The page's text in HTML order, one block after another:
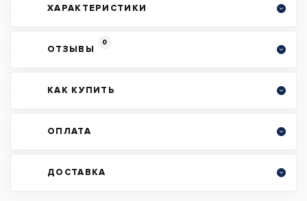
ХАРАКТЕРИСТИКИ
ОТЗЫВЫ
0
КАК КУПИТЬ
ОПЛАТА
ДОСТАВКА